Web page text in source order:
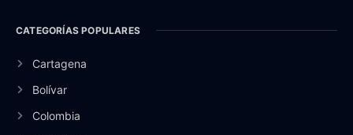
CATEGORÍAS POPULARES
Cartagena
Bolívar
Colombia